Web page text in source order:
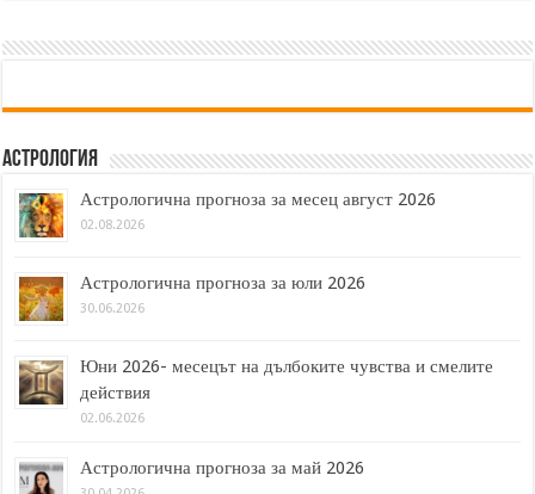
Астрология
Астрологична прогноза за месец август 2026
02.08.2026
Астрологична прогноза за юли 2026
30.06.2026
Юни 2026- месецът на дълбоките чувства и смелите
действия
02.06.2026
Астрологична прогноза за май 2026